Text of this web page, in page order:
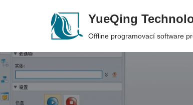
content
YueQing
Offline programovací software